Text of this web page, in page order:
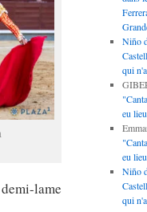
lame
Niño
qui
eu
eu
Niño
qui